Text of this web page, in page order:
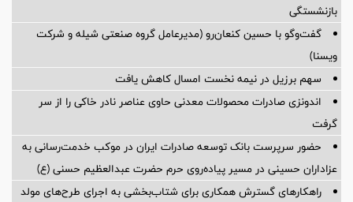
بازنشستگی
گفت‌وگو با حسین كنعان‌رو (مدیرعامل گروه صنعتی شیله و شركت
ویسنا)
سهم برزیل در نیمه نخست امسال کاهش یافت
اندونزی صادرات محصولات معدنی حاوی عناصر نادر خاکی را از سر
گرفت
حضور سرپرست بانک توسعه صادرات ایران در موکب خدمت‌رسانی به
عزاداران حسینی در مسیر پیاده‌روی حرم حضرت عبدالعظیم حسنی (ع)
راهکارهای گسترش همکاری برای شتاب‌بخشی به اجرای طرح‌های مولد